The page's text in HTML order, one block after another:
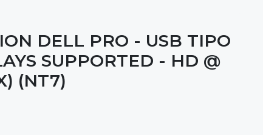
DELL PRO - USB TIPO
SUPPORTED - HD @
(NT7)